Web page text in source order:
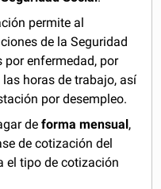
permite al
de la Seguridad
enfermedad, por
horas de trabajo, así
por desempleo.
deforma mensual ,
de cotización del
el tipo de cotización